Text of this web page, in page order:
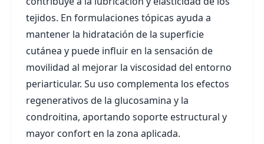
tejidos. En formulaciones tópicas ayuda a
mantener la hidratación de la superficie
cutánea y puede influir en la sensación de
movilidad al mejorar la viscosidad del entorno
periarticular. Su uso complementa los efectos
regenerativos de la glucosamina y la
condroitina, aportando soporte estructural y
mayor confort en la zona aplicada.